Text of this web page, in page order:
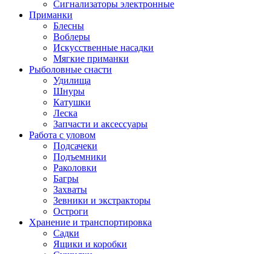
Сигнализаторы электронные
Приманки
Блесны
Воблеры
Искусственные насадки
Мягкие приманки
Рыболовные снасти
Удилища
Шнуры
Катушки
Леска
Запчасти и аксессуары
Работа с уловом
Подсачеки
Подъемники
Раколовки
Багры
Захваты
Зевники и экстракторы
Остроги
Хранение и транспортировка
Садки
Ящики и коробки